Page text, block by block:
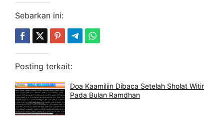
Sebarkan ini:
Posting terkait:
Doa Kaamiliin Dibaca Setelah Sholat Witir
Pada Bulan Ramdhan